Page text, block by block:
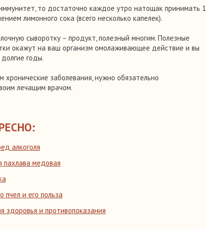
то достаточно каждое утро натощак принимать 1
лимонного сока (всего несколько капелек).
сыворотку – продукт, полезный многим. Полезные
окажут на ваш организм омолаживающее действие и вы
годы.
заболевания, нужно обязательно
лечащим врачом.
алкоголя
пахлава медовая
пчел и его польза
здоровья и противопоказания